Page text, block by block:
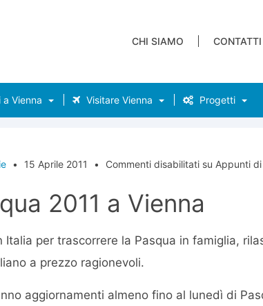
CHI SIAMO CONTATTI
a Vienna Visitare Vienna Progetti
• 15 Aprile 2011 • Commenti disabilitatisu Appunti di
2011 a Vienna
per trascorrere la Pasqua in famiglia,
a prezzo ragionevoli.
aggiornamenti almeno fino al lunedì di